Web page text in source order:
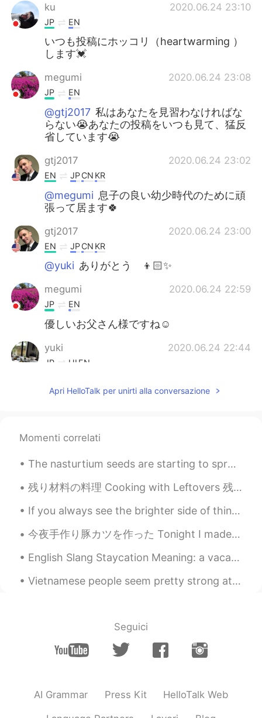
ku 2020.06.24 23:10
JP EN
いつも投稿にホッコリ（heartwarming ）
します💓
megumi 2020.06.24 23:08
JP EN
@gtj2017 私はあなたを見習わなければな
らない😭あなたの投稿をいつも見て、猛反
省しています😭
gtj2017 2020.06.24 23:02
EN JPCN KR
@megumi 息子の良い幼少時代のために頑
張って居ます🍀
gtj2017 2020.06.24 23:00
EN JPCN KR
@yuki ありがとう 👦🏻✨
megumi 2020.06.24 22:59
JP EN
優しいお父さん様ですね☺️
yuki 2020.06.24 22:44
JP HI EN
@Chinatsuthank you 🙏🏻
KAZURIN 2020.06.24 22:41
JP EN
公園 に遊べるために息子と一緒に公園
公園で遊 ぶために息子と一緒に公園に
公園の駐車場で息子が起きる
公園の駐車場
の日陰 で息子が起きる
Apri HelloTalk per unirti alla conversazione
Momenti correlati
The nasturtium seeds are starting to sprout! The 3rd picture is an example of what the blooms wil...
残り材料の料理 Cooking with Leftovers 残りの野菜や材料でこの炒め物を作った I used some leftover vegetables and ingredien...
If you always see the brighter side of things, you may feel that you experience more positive eve...
今夜手作り豚カツを作った Tonight I made homemade Japanese pork cutlet 本当に久しぶりに揚げ物を家に作った It really has been a...
English Slang Staycation Meaning: a vacation spent at home. “We’re not traveling for the Chri...
Vietnamese people seem pretty strong at languages. Or maybe it's just the ones you meet on apps l...
Seguici
AI Grammar Press Kit HelloTalk Web